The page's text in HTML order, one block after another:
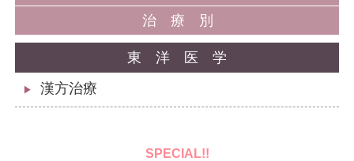
治療別
東洋医学
▶ 漢方治療
SPECIAL!!